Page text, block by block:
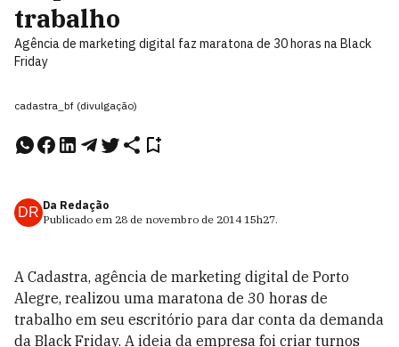
trabalho
Agência de marketing digital faz maratona de 30 horas na Black
Friday
cadastra_bf (divulgação)
DR Da Redação
Publicado em 28 de novembro de 2014 15h27.
A Cadastra, agência de marketing digital de Porto
Alegre, realizou uma maratona de 30 horas de
trabalho em seu escritório para dar conta da demanda
da Black Friday. A ideia da empresa foi criar turnos